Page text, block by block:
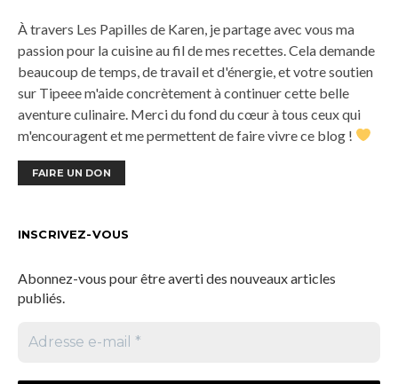
À travers Les Papilles de Karen, je partage avec vous ma
passion pour la cuisine au fil de mes recettes. Cela demande
beaucoup de temps, de travail et d'énergie, et votre soutien
sur Tipeee m'aide concrètement à continuer cette belle
aventure culinaire. Merci du fond du cœur à tous ceux qui
m'encouragent et me permettent de faire vivre ce blog !
FAIRE UN DON
INSCRIVEZ-VOUS
Abonnez-vous pour être averti des nouveaux articles
publiés.